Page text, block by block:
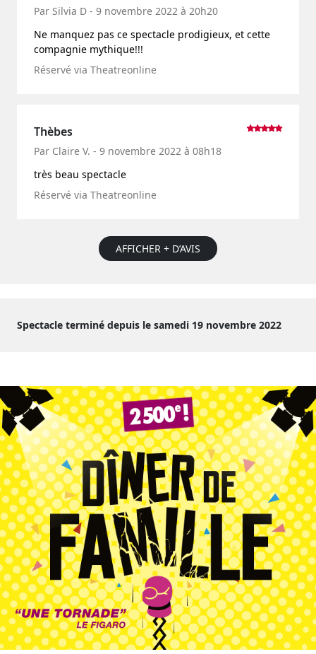
Par Silvia D - 9 novembre 2022 à 20h20
Ne manquez pas ce spectacle prodigieux, et cette
compagnie mythique!!!
Réservé via Theatreonline
Thèbes
Par Claire V. - 9 novembre 2022 à 08h18
très beau spectacle
Réservé via Theatreonline
AFFICHER + D’AVIS
Spectacle terminé depuis le samedi 19 novembre 2022